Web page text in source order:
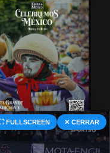
FULLSCREEN ✕ CERRAR